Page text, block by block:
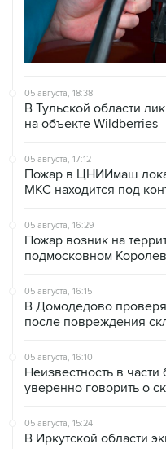
05 августа, 18:38
на объекте Wildberries
05 августа, 17:12
МКС находится под
05 августа, 16:29
подмосковном Королеве
05 августа, 16:15
после повреждения
05 августа, 16:10
уверенно говорить о
05 августа, 15:24
вышел на связь